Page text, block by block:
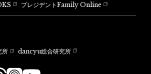
プレジデントFamily Online
所 dancyu総合研究所